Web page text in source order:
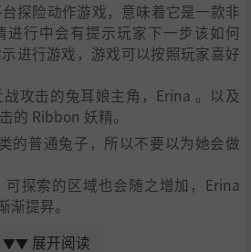
探险动作游戏，意味着它是一款非
进行中会有提示玩家下一步该如何
进行游戏，游戏可以按照玩家喜好
攻击的兔耳娘主角，Erina 。以及
的 Ribbon 妖精。
的普通兔子，所以不要以为她会做
探索的区域也会随之增加，Erina
提昇。
▼▼ 展开阅读